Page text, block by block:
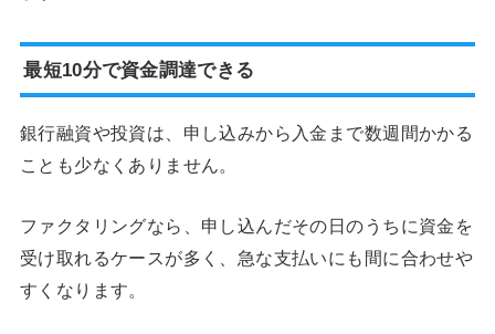
最短10分で資金調達できる
銀行融資や投資は、申し込みから入金まで数週間かかる
ことも少なくありません。
ファクタリングなら、申し込んだその日のうちに資金を
受け取れるケースが多く、急な支払いにも間に合わせや
すくなります。